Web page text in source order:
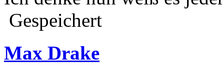
Gespeichert
Max Drake